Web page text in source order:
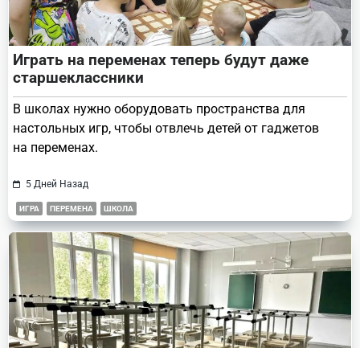
Играть на переменах теперь будут даже
старшеклассники
В школах нужно оборудовать пространства для
настольных игр, чтобы отвлечь детей от гаджетов
на переменах.
5 Дней Назад
ИГРА ПЕРЕМЕНА ШКОЛА